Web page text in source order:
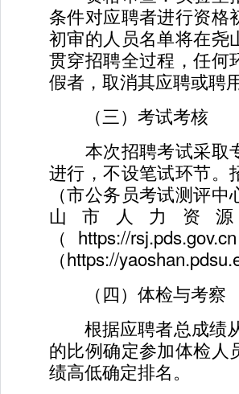
条件对应聘者进行资格
初审的人员名单将在尧
贯穿招聘全过程，任何
假者，取消其应聘或聘
（三）考试考核
本次招聘考试采取
进行，不设笔试环节。
（市公务员考试测评
山市人力资
（https://
（https://
（四）体检与考察
根据应聘者总成绩从
的比例确定参加体检人
绩高低确定排名。